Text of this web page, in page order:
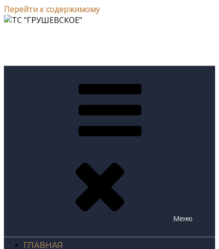
Перейти к содержимому
Меню
ГЛАВНАЯ